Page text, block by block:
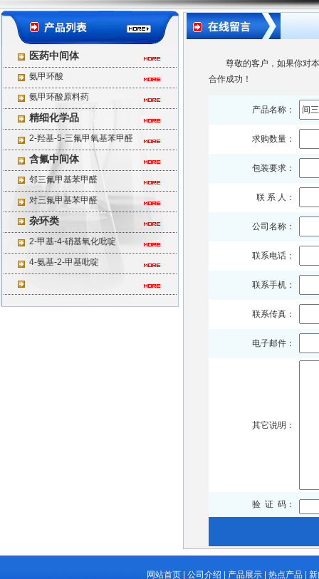
医药中间体
氨甲环酸
氨甲环酸原料药
精细化学品
2-羟基-5-三氟甲氧基苯甲醛
含氟中间体
邻三氟甲基苯甲醛
对三氟甲基苯甲醛
杂环类
2-甲基-4-硝基氧化吡啶
4-氨基-2-甲基吡啶
尊敬的客户，如果你对
合作成功！
产品名称：
求购数量：
包装要求：
联 系 人：
公司名称：
联系电话：
联系手机：
联系传真：
电子邮件：
其它说明：
验 证 码：
网站首页| 公司介绍 产品展示| 热点产品| 新